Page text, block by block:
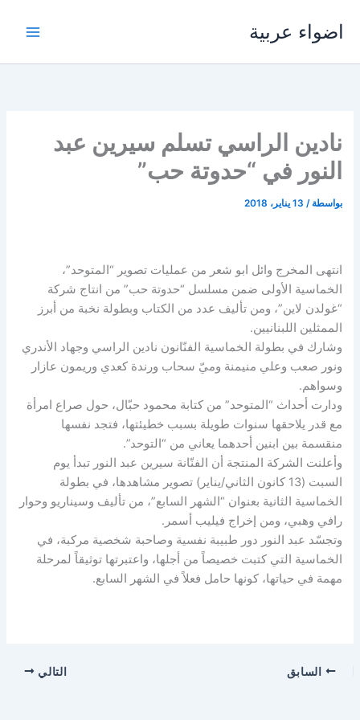
اضواء عربية
نادين الراسي تسلم سيرين عبد
النور في “حدوتة حب”
بواسطة / 13 يناير، 2018
انتهى المخرج وائل ابو شعر من عمليات تصوير “المتوحد”،
الخماسية الأولى ضمن مسلسل “حدوتة حب” من انتاج شركة
“غولدن لاين”، ومن تأليف عدد من الكتاب وبطولة نخبة من أبرز
الممثلين اللبنانيين.
وشارك في بطولة الخماسية الفنّانون نادين الراسي وجهاد الأندري
ونور صعب وعلي منيمنة وميّ سحاب ورندة كعدي وريمون عازار
وسواهم.
ودارت أحداث “المتوحد” من كتابة محمود حبّال، حول صراع امرأة
مع قدر يلاحقها سنوات طويلة بسبب خطيئتها، فتجد نفسها
منقسمة بين ابنين أحدهما يعاني من “التوحد”.
وأعلنت الشركة المنتجة أن الفنّانة سيرين عبد النور تبدأ يوم
السبت (13 كانون الثاني/يناير) تصوير مشاهدها، في بطولة
الخماسية الثانية بعنوان “الشهر السابع”، من تأليف وسيناريو وحوار
رافي وهبي، ومن إخراج فيليب أسمر.
وتجسّد عبد النور دور طبيبة نفسية وصاحبة شخصية مركبة، في
الخماسية التي كتبت خصيصاً من أجلها، واعتبرتها توثيقاً لمرحلة
مهمة في حياتها، كونها حامل فعلاً في الشهر السابع.
السابق التالي